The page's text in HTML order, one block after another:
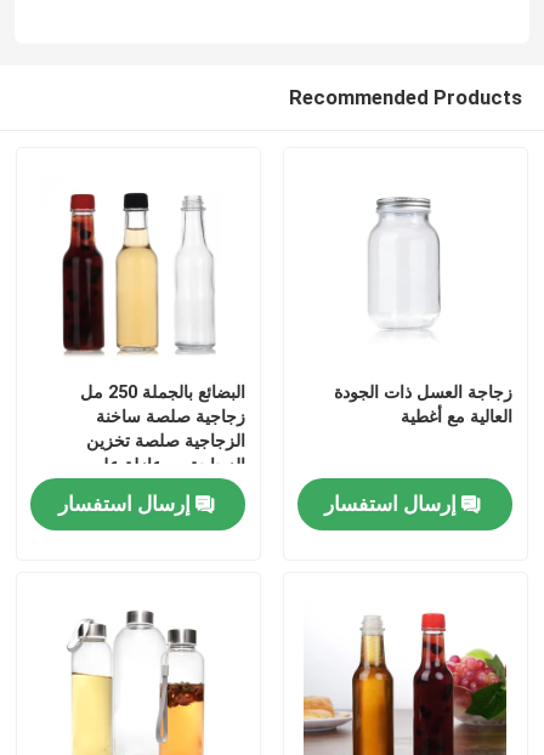
أكواب زجاجية
غطاء الزجاجة
Recommended Products
زجاجة العسل ذات الجودة
العالية مع أغطية
إرسال استفسار
البضائع بالجملة 250 مل
زجاجية صلصة ساخنة
الزجاجية صلصة تخزين
الزجاجة مع عازلة على
التسرب التواء قبعة
إرسال استفسار